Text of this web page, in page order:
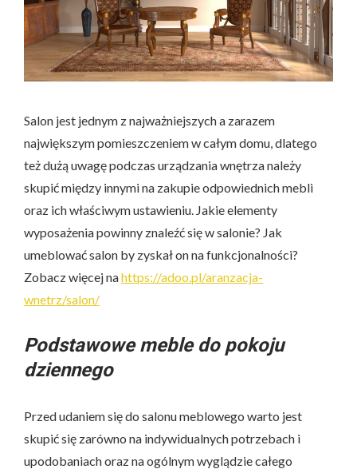
Salon jest jednym z najważniejszych a zarazem
największym pomieszczeniem w całym domu, dlatego
też dużą uwagę podczas urządzania wnętrza należy
skupić między innymi na zakupie odpowiednich mebli
oraz ich właściwym ustawieniu. Jakie elementy
wyposażenia powinny znaleźć się w salonie? Jak
umeblować salon by zyskał on na funkcjonalności?
Zobacz więcej nahttps://adoo.pl/aranzacja-
wnetrz/salon/
Podstawowe meble do pokoju
dziennego
Przed udaniem się do salonu meblowego warto jest
skupić się zarówno na indywidualnych potrzebach i
upodobaniach oraz na ogólnym wyglądzie całego